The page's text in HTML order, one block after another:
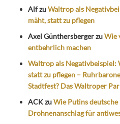
AlfzuWaltrop als
mäht, statt zu pflegen
Axel GünthersbergerzuWie
entbehrlich machen
Waltrop als Negativbeispiel:
statt zu pflegen – Ruhrbarone
Stadtfest? Das Waltroper
ACKzuWie Putins
Drohnenanschlag für